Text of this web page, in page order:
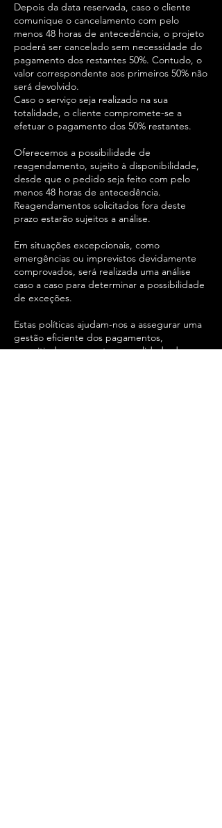
Depois da data reservada, caso o cliente
comunique o cancelamento com pelo
menos 48 horas de antecedência, o projeto
poderá ser cancelado sem necessidade do
pagamento dos restantes 50%. Contudo, o
valor correspondente aos primeiros 50% não
será devolvido.
Caso o serviço seja realizado na sua
totalidade, o cliente compromete-se a
efetuar o pagamento dos 50% restantes.
Oferecemos a possibilidade de
reagendamento, sujeito à disponibilidade,
desde que o pedido seja feito com pelo
menos 48 horas de antecedência.
Reagendamentos solicitados fora deste
prazo estarão sujeitos a análise.
Em situações excepcionais, como
emergências ou imprevistos devidamente
comprovados, será realizada uma análise
caso a caso para determinar a possibilidade
de exceções.
Estas políticas ajudam-nos a assegurar uma
gestão eficiente dos pagamentos,
permitindo-nos manter a qualidade do